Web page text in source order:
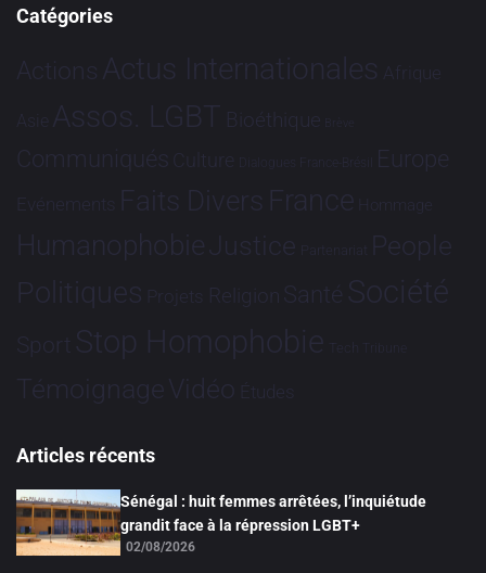
Catégories
Actions Actus Internationales Afrique
Asie Assos. LGBT Bioéthique Brève
Communiqués Culture Dialogues France-Brésil Europe
Evénements Faits Divers France Hommage
HumanophobieJustice Partenariat People
Politiques Projets Religion Santé Société
Sport Stop Homophobie Tech Tribune
TémoignageVidéo Études
Articles récents
Sénégal : huit femmes arrêtées, l’inquiétude
grandit face à la répression LGBT+
02/08/2026